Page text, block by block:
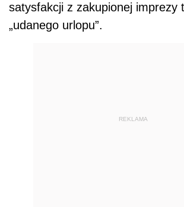
satysfakcji z zakupionej imprezy
„udanego urlopu”.
REKLAMA